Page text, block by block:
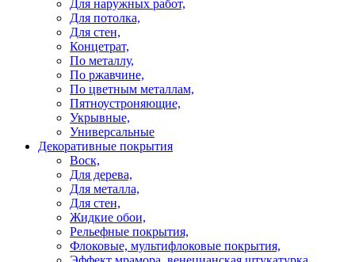
Для наружных работ,
Для потолка,
Для стен,
Концетрат,
По металлу,
По ржавчине,
По цветным металлам,
Пятноустроняющие,
Укрывные,
Универсальные
Декоративные покрытия
Воск,
Для дерева,
Для металла,
Для стен,
Жидкие обои,
Рельефные покрытия,
Флоковые, мультифлоковые покрытия,